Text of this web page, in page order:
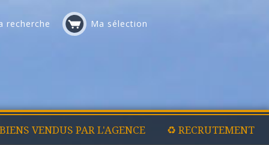
recherche Ma sélection
VENDUS PAR L'AGENCE ♻️ RECRUTEMENT